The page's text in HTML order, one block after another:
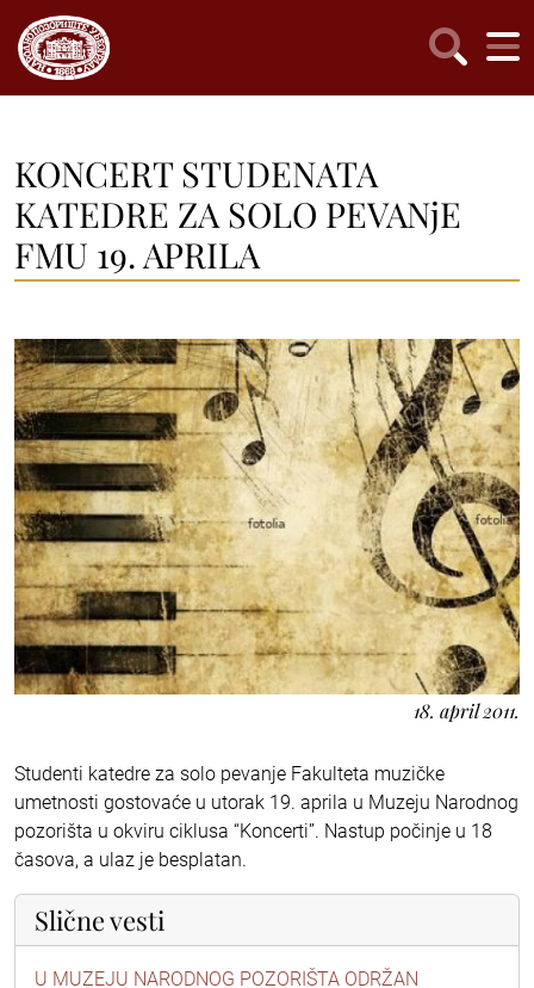
KONCERT STUDENATA
KATEDRE ZA SOLO PEVANjE
FMU 19. APRILA
18. april 2011.
Studenti katedre za solo pevanje Fakulteta muzičke
umetnosti gostovaće u utorak 19. aprila u Muzeju Narodnog
pozorišta u okviru ciklusa “Koncerti”. Nastup počinje u 18
časova, a ulaz je besplatan.
Slične vesti
U MUZEJU NARODNOG POZORIŠTA ODRŽAN